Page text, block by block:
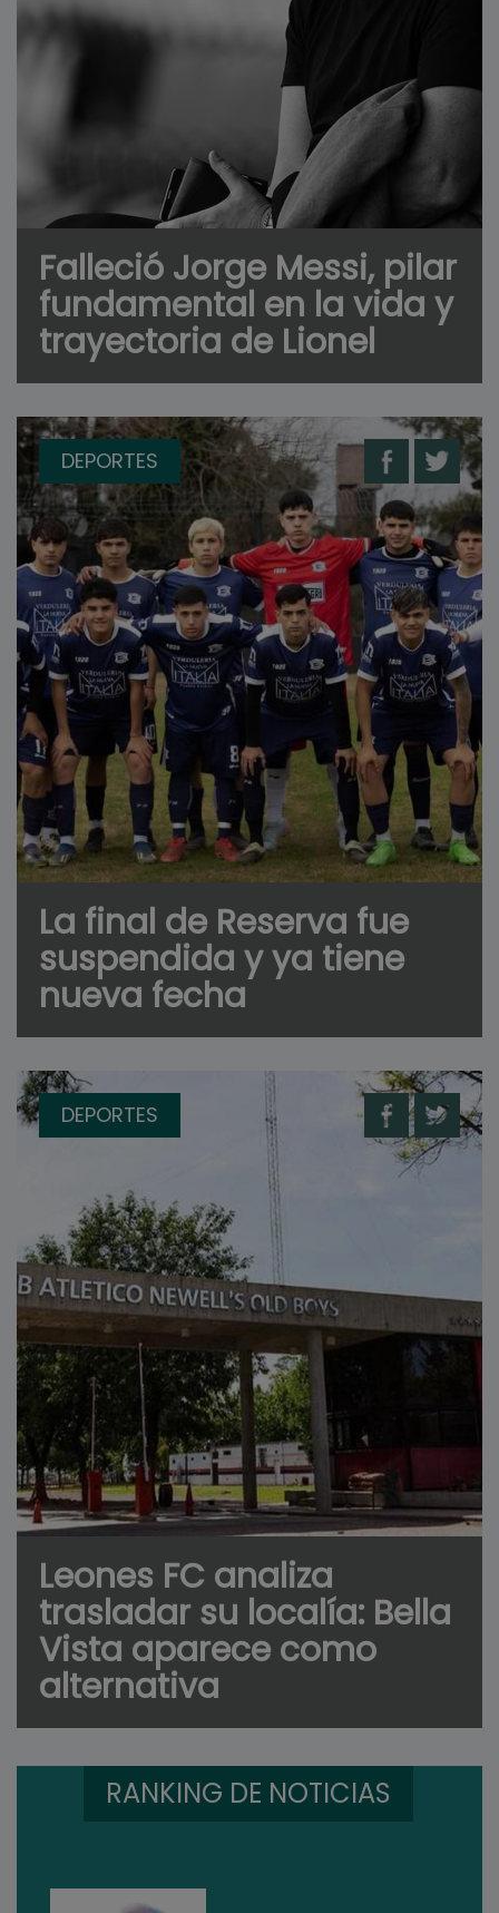
Falleció Jorge Messi, pilar
fundamental en la vida y
trayectoria de Lionel
DEPORTES
La final de Reserva fue
suspendida y ya tiene
nueva fecha
DEPORTES
Leones FC analiza
trasladar su localía: Bella
Vista aparece como
alternativa
RANKING DE NOTICIAS